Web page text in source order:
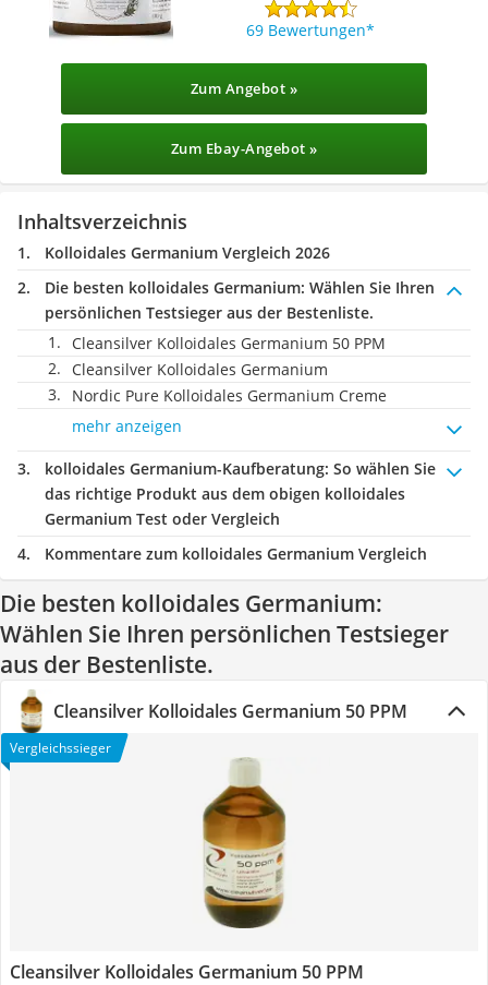
69 Bewertungen
Zum Angebot »
Zum Ebay-Angebot »
Inhaltsverzeichnis
Kolloidales Germanium Vergleich 2026
Die besten kolloidales Germanium: Wählen Sie Ihren
persönlichen Testsieger aus der Bestenliste.
Cleansilver Kolloidales Germanium 50 PPM
Cleansilver Kolloidales Germanium
Nordic Pure Kolloidales Germanium Creme
mehr anzeigen
kolloidales Germanium-Kaufberatung: So wählen Sie
das richtige Produkt aus dem obigen kolloidales
Germanium Test oder Vergleich
Kommentare zum kolloidales Germanium Vergleich
Die besten kolloidales Germanium:
Wählen Sie Ihren persönlichen Testsieger
aus der Bestenliste.
Cleansilver Kolloidales Germanium 50 PPM
Vergleichssieger
Cleansilver Kolloidales Germanium 50 PPM